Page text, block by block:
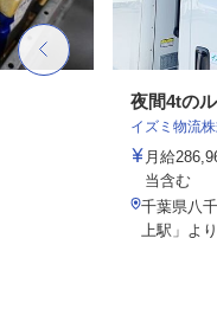
夜間4tの
イズミ物流
月給
当含む
千葉県八
上駅」よ